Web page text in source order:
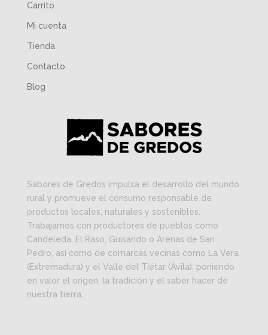
Carrito
Mi cuenta
Tienda
Contacto
Blog
Sabores de Gredos impulsa el desarrollo del mundo
rural y promueve el consumo responsable de
productos locales, naturales y sostenibles.
Trabajamos con productores de pueblos como
Candeleda, El Raso, Guisando o Arenas de San
Pedro, así como de comarcas vecinas como La Vera
(Extremadura) y el Valle del Tiétar (Ávila), poniendo
en valor el origen, la tradición y el saber hacer de
nuestra tierra.